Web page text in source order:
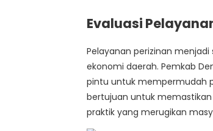
Evaluasi
Pelayanan perizinan
ekonomi daerah. Pemkab
pintu untuk mempermudah
bertujuan untuk
praktik yang merugikan